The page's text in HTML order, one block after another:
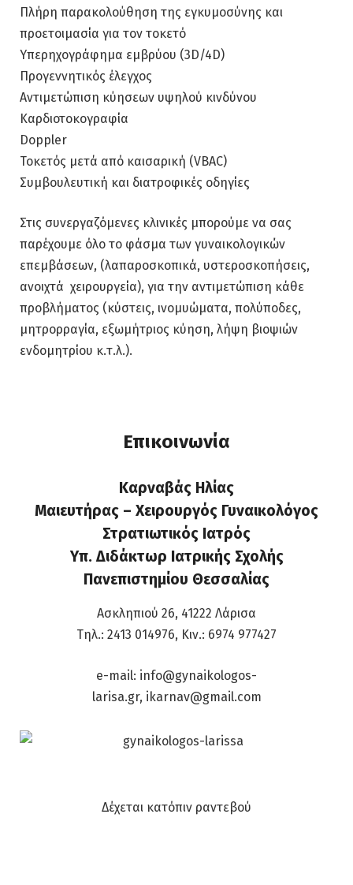
Πλήρη παρακολούθηση της εγκυμοσύνης και
προετοιμασία για τον τοκετό
Υπερηχογράφημα εμβρύου (3D/4D)
Προγεννητικός έλεγχος
Αντιμετώπιση κύησεων υψηλού κινδύνου
Καρδιοτοκογραφία
Doppler
Τοκετός μετά από καισαρική (VBAC)
Συμβουλευτική και διατροφικές οδηγίες
Στις συνεργαζόμενες κλινικές μπορούμε να σας
παρέχουμε όλο το φάσμα των γυναικολογικών
επεμβάσεων, (λαπαροσκοπικά, υστεροσκοπήσεις,
ανοιχτά χειρουργεία), για την αντιμετώπιση κάθε
προβλήματος (κύστεις, ινομυώματα, πολύποδες,
μητρορραγία, εξωμήτριος κύηση, λήψη βιοψιών
ενδομητρίου κ.τ.λ.).
Επικοινωνία
Καρναβάς Ηλίας
Μαιευτήρας – Χειρουργός Γυναικολόγος
Στρατιωτικός Ιατρός
Υπ. Διδάκτωρ Ιατρικής Σχολής
Πανεπιστημίου Θεσσαλίας
Ασκληπιού 26, 41222 Λάρισα
Τηλ.: 2413 014976, Κιν.: 6974 977427
e-mail: info@gynaikologos-
larisa.gr, ikarnav@gmail.com
Δέχεται κατόπιν ραντεβού